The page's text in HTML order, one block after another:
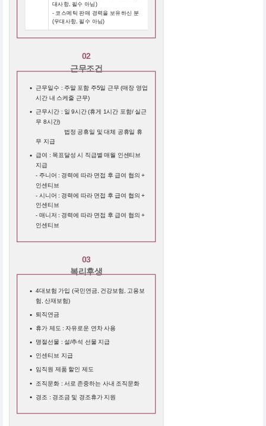
대사항, 필수 아님)
- 코스메틱 판매 경력을 보유하신 분
(우대사항, 필수 아님)
02
근무조건
근무일수 : 주말 포함 주5일 근무 (매장 영업
시간 내 스케줄 근무)
근무시간 : 일 9시간 (휴게 1시간 포함/ 실근
무 8시간)
법정 공휴일 및 대체 공휴일 휴
무 지급
급여 : 목표달성 시 직급별 매월 인센티브
지급
- 주니어 : 경력에 따라 면접 후 급여 협의 +
인센티브
- 시니어 : 경력에 따라 면접 후 급여 협의 +
인센티브
- 매니저 : 경력에 따라 면접 후 급여 협의 +
인센티브
03
복리후생
4대보험 가입 (국민연금, 건강보험, 고용보
험, 산재보험)
퇴직연금
휴가 제도 : 자유로운 연차 사용
명절선물 : 설/추석 선물 지급
인센티브 지급
임직원 제품 할인 제도
조직문화 : 서로 존중하는 사내 조직문화
경조 : 경조금 및 경조휴가 지원